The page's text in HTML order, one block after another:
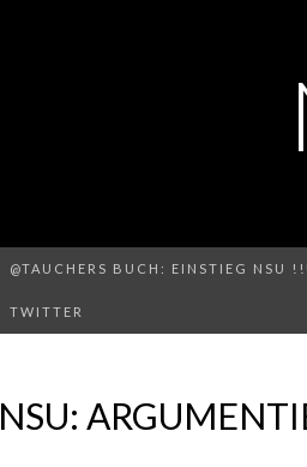
@TAUCHERS BUCH: EINSTIEG NSU
TWITTER
NSU: